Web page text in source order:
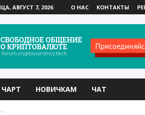
АВГУСТ 7, 2026 О НАС КОНТАКТЫ
ЧАРТ НОВИЧКАМ ЧАТ